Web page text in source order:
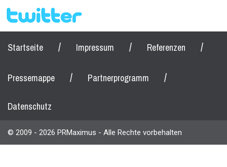
Startseite / Impressum / Referenzen /
Pressemappe / Partnerprogramm /
Datenschutz
© 2009 - 2026 PRMaximus - Alle Rechte vorbehalten